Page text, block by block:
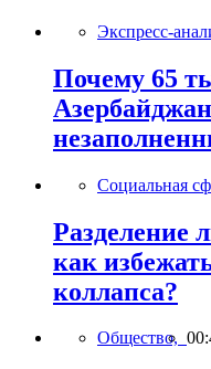
Экспресс-
Почему 65
Социальная
Разделение
как
коллапса?
Общество,